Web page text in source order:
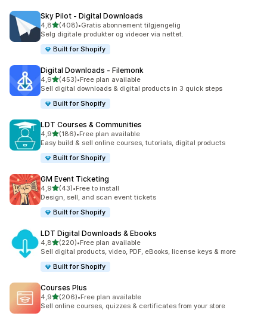
Sky Pilot ‑ Digital Downloads
4,8av 5 stjerner
(408)
Totalt 408 omtaler
•Gratis abonnement tilgjengelig
Selg digitale produkter og videoer via nettet.
Built for Shopify
Digital Downloads ‑ Filemonk
4,9av 5 stjerner
(453)
Totalt 453 omtaler
•Free plan available
Sell digital downloads & digital products in 3 quick steps
Built for Shopify
LDT Courses & Communities
4,9av 5 stjerner
(186)
Totalt 186 omtaler
•Free plan available
Easy build & sell online courses, tutorials, digital products
Built for Shopify
GM Event Ticketing
4,9av 5 stjerner
(43)
Totalt 43 omtaler
•Free to install
Design, sell, and scan event tickets
Built for Shopify
LDT Digital Downloads & Ebooks
4,8av 5 stjerner
(220)
Totalt 220 omtaler
•Free plan available
Sell digital products, video, PDF, eBooks, license keys & more
Built for Shopify
Courses Plus
4,9av 5 stjerner
(206)
Totalt 206 omtaler
•Free plan available
Sell online courses, quizzes & certificates from your store